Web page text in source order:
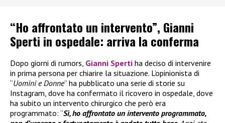
“Ho affrontato un intervento”, Gianni
Sperti in ospedale: arriva la conferma
Dopo giorni di rumors, Gianni Sperti ha deciso di intervenire
in prima persona per chiarire la situazione. L’opinionista di
“Uomini e Donne” ha pubblicato una serie di storie su
Instagram, dove ha confermato il ricovero in ospedale, dove
ha subito un intervento chirurgico che però era
programmato: “Sì, ho affrontato un intervento programmato,